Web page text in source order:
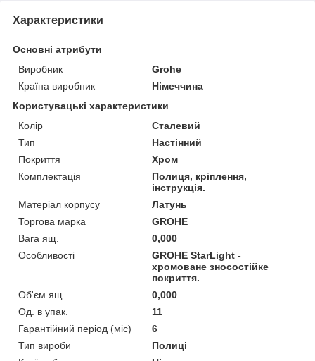
Характеристики
Основні атрибути
Виробник
Grohe
Країна виробник
Німеччина
Користувацькі характеристики
Колір
Сталевий
Тип
Настінний
Покриття
Хром
Комплектація
Полиця, кріплення,
інструкція.
Матеріал корпусу
Латунь
Торгова марка
GROHE
Вага ящ.
0,000
Особливості
GROHE StarLight -
хромоване зносостійке
покриття.
Об'єм ящ.
0,000
Од. в упак.
11
Гарантійний період (міс)
6
Тип вироби
Полиці